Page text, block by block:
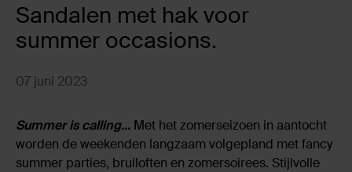
Sandalen met hak voor
summer occasions.
07 juni 2023
Summer is calling... Met het zomerseizoen in aantocht
worden de weekenden langzaam volgepland met fancy
summer parties, bruiloften en zomersoirees. Stijlvolle